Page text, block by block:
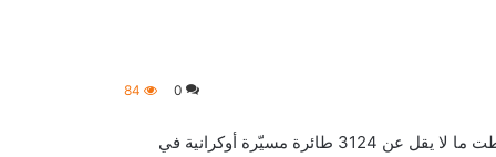
0
84
وأعلنت وزارة الدفاع الروسية أن أنظمة الدفاع الجوي الروسية أسقطت ما لا يقل عن 3124 طائرة مسيّرة أوكرانية في